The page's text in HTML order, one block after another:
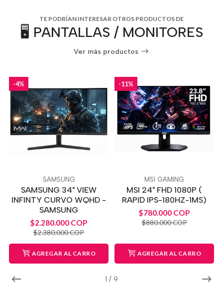
TE PODRÍAN INTERESAR OTROS PRODUCTOS DE
🖥️ PANTALLAS / MONITORES
Ver más productos
1 / 9
-4%
SAMSUNG
SAMSUNG 34" VIEW
INFINTY CURVO WQHD -
SAMSUNG
$2.280.000 COP
$2.380.000 COP
AGREGAR AL CARRO
-11%
MSI GAMING
MSI 24" FHD 1080P (
RAPID IPS-180HZ-1MS)
$780.000 COP
$880.000 COP
AGREGAR AL CARRO